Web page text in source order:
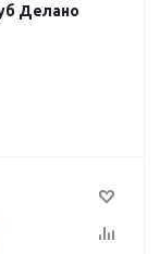
Делано